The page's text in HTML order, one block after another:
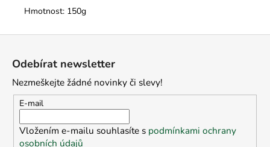
Hmotnost: 150g
Odebírat newsletter
Nezmeškejte žádné novinky či slevy!
E-mail
Vložením e-mailu souhlasíte s podmínkami ochrany
osobních údajů